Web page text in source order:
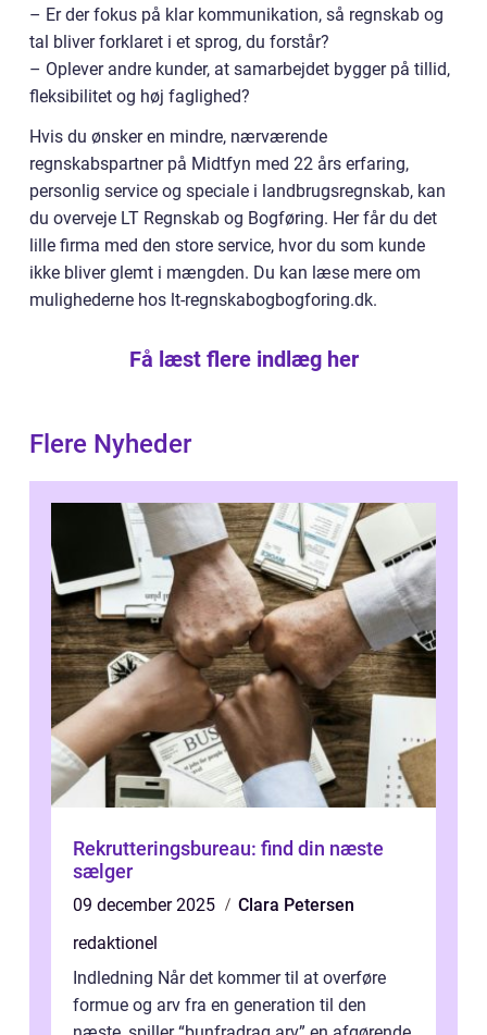
– Er der fokus på klar kommunikation, så regnskab og
tal bliver forklaret i et sprog, du forstår?
– Oplever andre kunder, at samarbejdet bygger på tillid,
fleksibilitet og høj faglighed?
Hvis du ønsker en mindre, nærværende
regnskabspartner på Midtfyn med 22 års erfaring,
personlig service og speciale i landbrugsregnskab, kan
du overveje LT Regnskab og Bogføring. Her får du det
lille firma med den store service, hvor du som kunde
ikke bliver glemt i mængden. Du kan læse mere om
mulighederne hos lt-regnskabogbogforing.dk.
Få læst flere indlæg her
Flere Nyheder
Rekrutteringsbureau: find din næste
sælger
09 december 2025
Clara Petersen
redaktionel
Indledning Når det kommer til at overføre
formue og arv fra en generation til den